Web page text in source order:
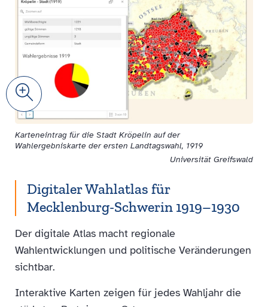
Zoom
Universität Greifswald
Karteneintrag für die Stadt Kröpelin auf der
Wahlergebniskarte der ersten Landtagswahl, 1919
Digitaler Wahlatlas für
Mecklenburg-Schwerin 1919–1930
Der digitale Atlas macht regionale
Wahlentwicklungen und politische Veränderungen
sichtbar.
Interaktive Karten zeigen für jedes Wahljahr die